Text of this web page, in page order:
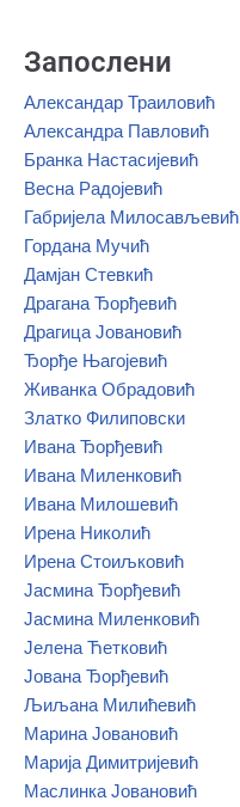
Запослени
Александар Траиловић
Александра Павловић
Бранка Настасијевић
Весна Радојевић
Габријела Милосављевић
Гордана Мучић
Дамјан Стевкић
Драгана Ђорђевић
Драгица Јовановић
Ђорђе Њагојевић
Живанка Обрадовић
Златко Филиповски
Ивана Ђорђевић
Ивана Миленковић
Ивана Милошевић
Ирена Николић
Ирена Стоиљковић
Јасмина Ђорђевић
Јасмина Миленковић
Јелена Ћетковић
Јована Ђорђевић
Љиљана Милићевић
Марина Јовановић
Марија Димитријевић
Маслинка Јовановић